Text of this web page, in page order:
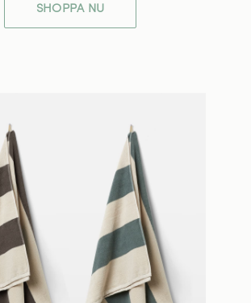
SHOPPA NU